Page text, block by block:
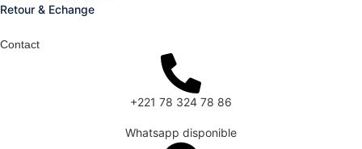
Retour & Echange
Contact
+221 78 324 78 86
Whatsapp disponible